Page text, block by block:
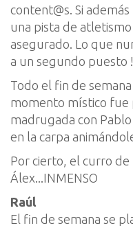
content@s. Si
una pista de
asegurado. Lo que
a un segundo puesto
Todo el fin de
momento místico fue
madrugada con
en la carpa
Por cierto, el curro de
Álex...INMENSO
Raúl
El fin de semana se